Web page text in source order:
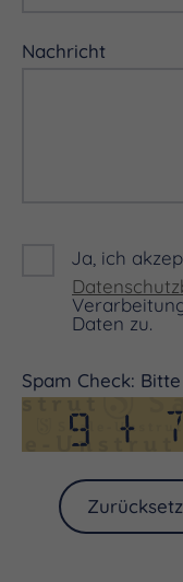
Nachricht
Ja, ich
Daten zu.
Spam Check: